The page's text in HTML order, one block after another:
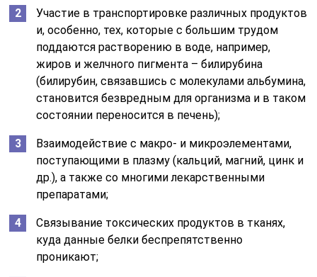
Участие в транспортировке различных продуктов
и, особенно, тех, которые с большим трудом
поддаются растворению в воде, например,
жиров и желчного пигмента – билирубина
(билирубин, связавшись с молекулами альбумина,
становится безвредным для организма и в таком
состоянии переносится в печень);
Взаимодействие с макро- и микроэлементами,
поступающими в плазму (кальций, магний, цинк и
др.), а также со многими лекарственными
препаратами;
Связывание токсических продуктов в тканях,
куда данные белки беспрепятственно
проникают;